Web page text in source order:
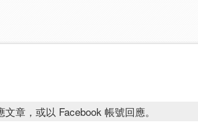
章，或以 Facebook 帳號回應。